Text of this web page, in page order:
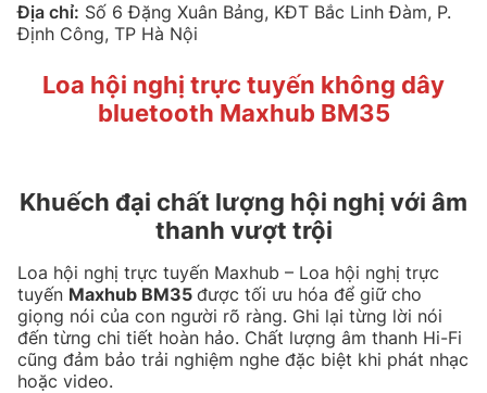
Địa chỉ: Số 6 Đặng Xuân Bảng, KĐT Bắc Linh Đàm, P.
Định Công, TP Hà Nội
Loa hội nghị trực tuyến không dây
bluetooth Maxhub BM35
Khuếch đại chất lượng hội nghị với âm
thanh vượt trội
Loa hội nghị trực tuyến Maxhub – Loa hội nghị trực
tuyến Maxhub BM35 được tối ưu hóa để giữ cho
giọng nói của con người rõ ràng. Ghi lại từng lời nói
đến từng chi tiết hoàn hảo. Chất lượng âm thanh Hi-Fi
cũng đảm bảo trải nghiệm nghe đặc biệt khi phát nhạc
hoặc video.